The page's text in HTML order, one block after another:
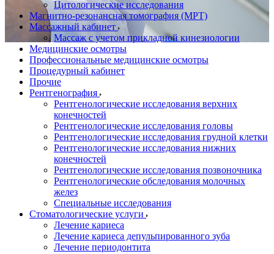
Цитологические исследования
Магнитно-резонансная томография (МРТ)
Массажный кабинет
Массаж с учетом прикладной кинезиологии
Медицинские осмотры
Профессиональные медицинские осмотры
Процедурный кабинет
Прочие
Рентгенография
Рентгенологические исследования верхних
конечностей
Рентгенологические исследования головы
Рентгенологические исследования грудной клетки
Рентгенологические исследования нижних
конечностей
Рентгенологические исследования позвоночника
Рентгенологические обследования молочных
желез
Специальные исследования
Стоматологические услуги
Лечение кариеса
Лечение кариеса депульпированного зуба
Лечение периодонтита